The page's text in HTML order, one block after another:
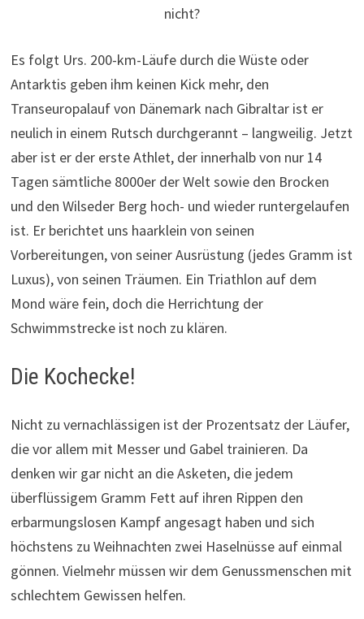
nicht?
Es folgt Urs. 200-km-Läufe durch die Wüste oder
Antarktis geben ihm keinen Kick mehr, den
Transeuropalauf von Dänemark nach Gibraltar ist er
neulich in einem Rutsch durchgerannt – langweilig. Jetzt
aber ist er der erste Athlet, der innerhalb von nur 14
Tagen sämtliche 8000er der Welt sowie den Brocken
und den Wilseder Berg hoch- und wieder runtergelaufen
ist. Er berichtet uns haarklein von seinen
Vorbereitungen, von seiner Ausrüstung (jedes Gramm ist
Luxus), von seinen Träumen. Ein Triathlon auf dem
Mond wäre fein, doch die Herrichtung der
Schwimmstrecke ist noch zu klären.
Die Kochecke!
Nicht zu vernachlässigen ist der Prozentsatz der Läufer,
die vor allem mit Messer und Gabel trainieren. Da
denken wir gar nicht an die Asketen, die jedem
überflüssigem Gramm Fett auf ihren Rippen den
erbarmungslosen Kampf angesagt haben und sich
höchstens zu Weihnachten zwei Haselnüsse auf einmal
gönnen. Vielmehr müssen wir dem Genussmenschen mit
schlechtem Gewissen helfen.